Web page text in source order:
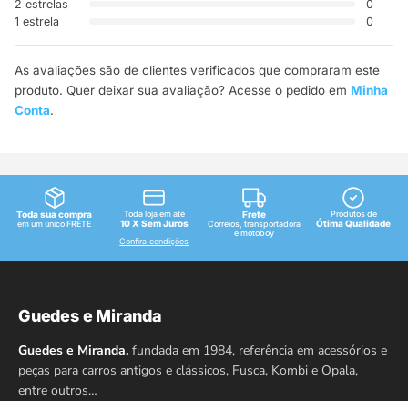
2 estrelas
0
1 estrela
0
As avaliações são de clientes verificados que compraram este
produto. Quer deixar sua avaliação? Acesse o pedido em Minha
Conta.
Toda sua compra
em um único FRETE
Toda loja em até
10 X Sem Juros
Confira condições
Frete
Correios, transportadora
e motoboy
Produtos de
Ótima Qualidade
Guedes e Miranda
Guedes e Miranda, fundada em 1984, referência em acessórios e
peças para carros antigos e clássicos, Fusca, Kombi e Opala,
entre outros…